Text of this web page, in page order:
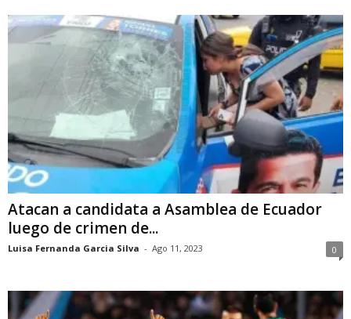
Atacan a candidata a Asamblea de Ecuador
luego de crimen de...
Luisa Fernanda Garcia Silva - Ago 11, 2023 0